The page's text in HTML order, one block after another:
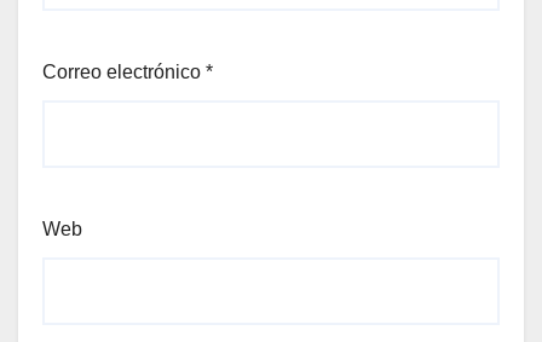
Correo electrónico *
Web